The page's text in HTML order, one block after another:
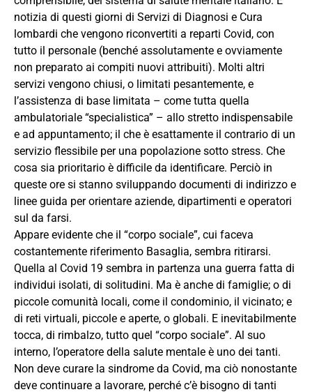
notizia di questi giorni di Servizi di Diagnosi e Cura
lombardi che vengono riconvertiti a reparti Covid, con
tutto il personale (benché assolutamente e ovviamente
non preparato ai compiti nuovi attribuiti). Molti altri
servizi vengono chiusi, o limitati pesantemente, e
l’assistenza di base limitata – come tutta quella
ambulatoriale “specialistica” – allo stretto indispensabile
e ad appuntamento; il che è esattamente il contrario di un
servizio flessibile per una popolazione sotto stress. Che
cosa sia prioritario è difficile da identificare. Perciò in
queste ore si stanno sviluppando documenti di indirizzo e
linee guida per orientare aziende, dipartimenti e operatori
sul da farsi.
Appare evidente che il “corpo sociale”, cui faceva
costantemente riferimento Basaglia, sembra ritirarsi.
Quella al Covid 19 sembra in partenza una guerra fatta di
individui isolati, di solitudini. Ma è anche di famiglie; o di
piccole comunità locali, come il condominio, il vicinato; e
di reti virtuali, piccole e aperte, o globali. E inevitabilmente
tocca, di rimbalzo, tutto quel “corpo sociale”. Al suo
interno, l’operatore della salute mentale è uno dei tanti.
Non deve curare la sindrome da Covid, ma ciò nonostante
deve continuare a lavorare, perché c’è bisogno di tanti